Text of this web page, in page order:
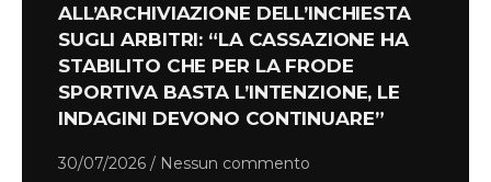
ALL’ARCHIVIAZIONE DELL’INCHIESTA
SUGLI ARBITRI: “LA CASSAZIONE HA
STABILITO CHE PER LA FRODE
SPORTIVA BASTA L’INTENZIONE, LE
INDAGINI DEVONO CONTINUARE”
30/07/2026 Nessun commento